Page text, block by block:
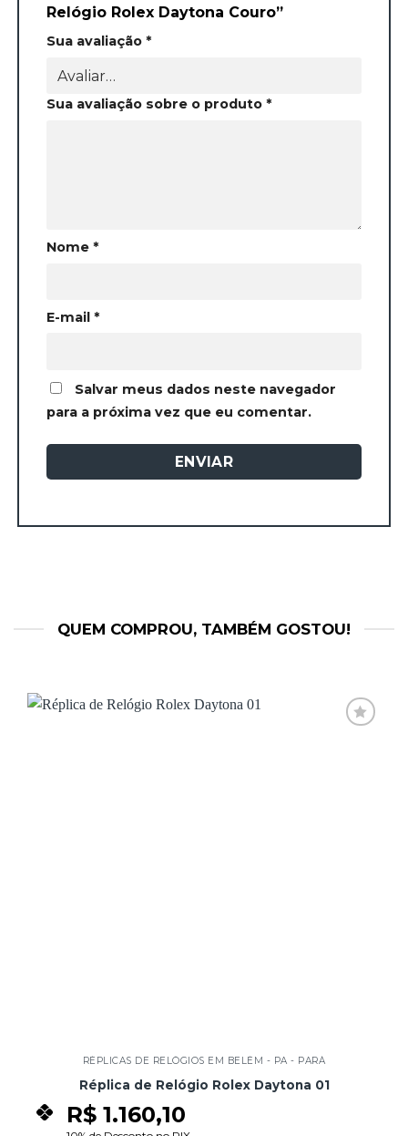
Relógio Rolex Daytona Couro”
Sua avaliação *
Sua avaliação sobre o produto *
Nome *
E-mail *
Salvar meus dados neste navegador
para a próxima vez que eu comentar.
QUEM COMPROU, TAMBÉM GOSTOU!
Add to
RÉPLICAS DE RELÓGIOS EM BELÉM - PA - PARÁ
Réplica de Relógio Rolex Daytona 01
R$ 1.160,10